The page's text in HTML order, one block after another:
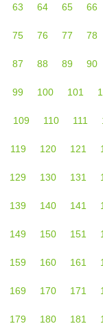
63 64 65 66
75 76 77 78
87 88 89 90
99 100 101
109 110 111
119 120 121
129 130 131
139 140 141
149 150 151
159 160 161
169 170 171
179 180 181